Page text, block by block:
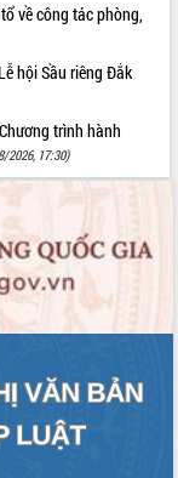
về công tác phòng,
hội Sầu riêng Đắk
trình hành
2026, 17:30)